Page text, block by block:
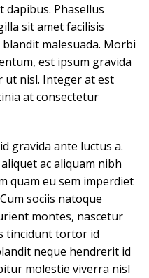
Phasellus
sit amet facilisis
malesuada. Morbi
est ipsum gravida
ut nisl. Integer at est
at consectetur
gravida ante luctus a.
ac aliquam nibh
quam eu sem imperdiet
sociis natoque
montes, nascetur
tincidunt tortor id
neque hendrerit id
molestie viverra nisl